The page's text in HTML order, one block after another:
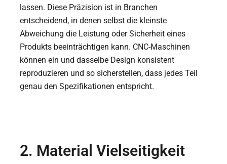
lassen. Diese Präzision ist in Branchen
entscheidend, in denen selbst die kleinste
Abweichung die Leistung oder Sicherheit eines
Produkts beeinträchtigen kann. CNC-Maschinen
können ein und dasselbe Design konsistent
reproduzieren und so sicherstellen, dass jedes Teil
genau den Spezifikationen entspricht.
2. Material Vielseitigkeit